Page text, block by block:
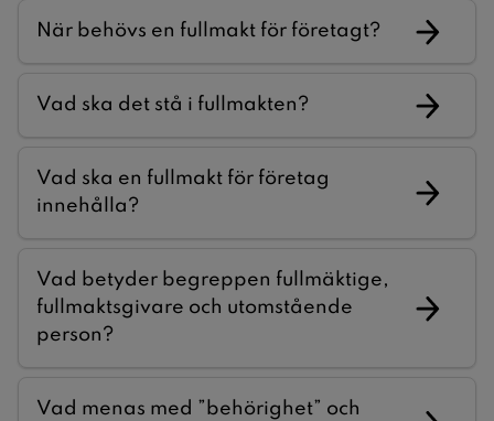
När behövs en fullmakt för företagt?
Vad ska det stå i fullmakten?
Vad ska en fullmakt för företag
innehålla?
Vad betyder begreppen fullmäktige,
fullmaktsgivare och utomstående
person?
Vad menas med ”behörighet” och